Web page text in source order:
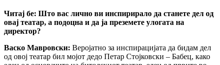
Читај бе: Што вас лично ви инспирирало да станете дел од
овај театар, а подоцна и да ја преземете улогата на
директор?
Васко Мавровски: Веројатно за инспирацијата да бидам дел
од овој театар бил мојот дедо Петар Стојковски – Бабец, како